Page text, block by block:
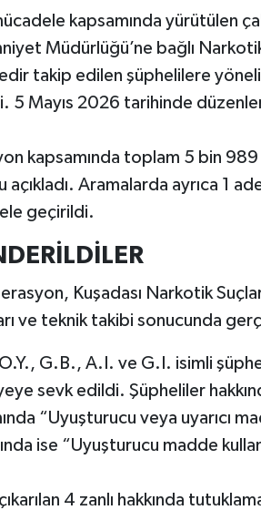
kapsamında yürütülen
Müdürlüğü’ne bağlı
takip edilen şüphelilere
Mayıs 2026 tarihinde
kapsamında toplam 5 bin
Aramalarda ayrıca 1
geçirildi.
Kuşadası Narkotik
ve teknik takibi sonucunda
G.B., A.I. ve G.I. isimli
sevk edildi. Şüpheliler
“Uyuşturucu veya uyarıcı
ise “Uyuşturucu madde
4 zanlı hakkında